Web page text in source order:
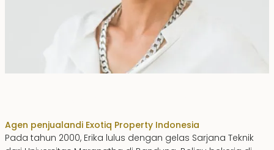
Agen penjualandi Exotiq Property Indonesia
Pada tahun 2000, Erika lulus dengan gelas Sarjana Teknik